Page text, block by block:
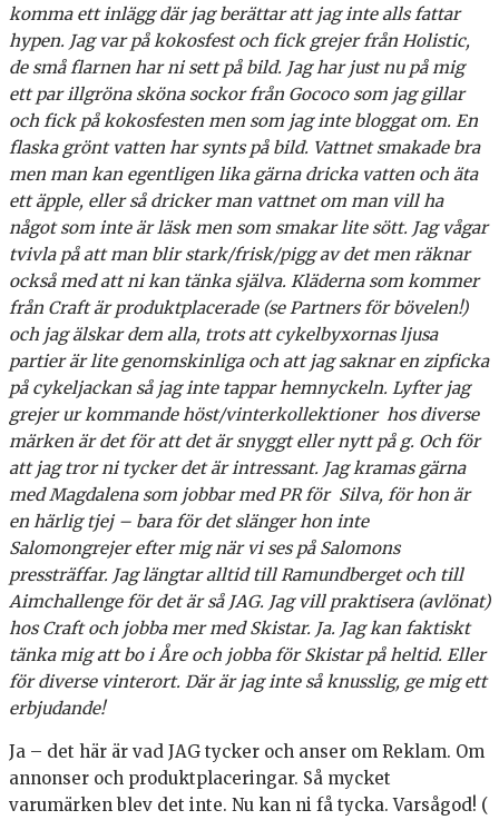
komma ett inlägg där jag berättar att jag inte alls fattar
hypen. Jag var på kokosfest och fick grejer från Holistic,
de små flarnen har ni sett på bild. Jag har just nu på mig
ett par illgröna sköna sockor från Gococo som jag gillar
och fick på kokosfesten men som jag inte bloggat om. En
flaska grönt vatten har synts på bild. Vattnet smakade bra
men man kan egentligen lika gärna dricka vatten och äta
ett äpple, eller så dricker man vattnet om man vill ha
något som inte är läsk men som smakar lite sött. Jag vågar
tvivla på att man blir stark/frisk/pigg av det men räknar
också med att ni kan tänka själva. Kläderna som kommer
från Craft är produktplacerade (se Partners för bövelen!)
och jag älskar dem alla, trots att cykelbyxornas ljusa
partier är lite genomskinliga och att jag saknar en zipficka
på cykeljackan så jag inte tappar hemnyckeln. Lyfter jag
grejer ur kommande höst/vinterkollektioner hos diverse
märken är det för att det är snyggt eller nytt på g. Och för
att jag tror ni tycker det är intressant. Jag kramas gärna
med Magdalena som jobbar med PR för Silva, för hon är
en härlig tjej – bara för det slänger hon inte
Salomongrejer efter mig när vi ses på Salomons
pressträffar. Jag längtar alltid till Ramundberget och till
Aimchallenge för det är så JAG. Jag vill praktisera (avlönat)
hos Craft och jobba mer med Skistar. Ja. Jag kan faktiskt
tänka mig att bo i Åre och jobba för Skistar på heltid. Eller
för diverse vinterort. Där är jag inte så knusslig, ge mig ett
erbjudande!
Ja – det här är vad JAG tycker och anser om Reklam. Om
annonser och produktplaceringar. Så mycket
varumärken blev det inte. Nu kan ni få tycka. Varsågod! (